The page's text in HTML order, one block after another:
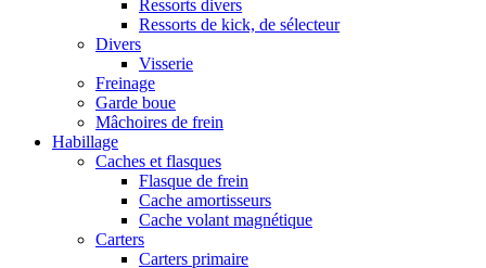
Ressorts divers
Ressorts de kick, de sélecteur
Divers
Visserie
Freinage
Garde boue
Mâchoires de frein
Habillage
Caches et flasques
Flasque de frein
Cache amortisseurs
Cache volant magnétique
Carters
Carters primaire